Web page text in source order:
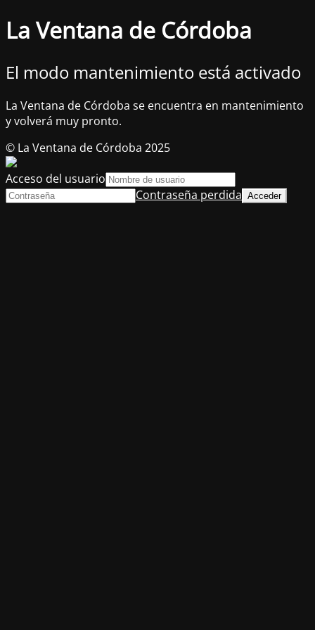
La Ventana de Córdoba
El modo mantenimiento está activado
La Ventana de Córdoba se encuentra en mantenimiento
y volverá muy pronto.
© La Ventana de Córdoba 2025
Acceso del usuario
Contraseña perdida